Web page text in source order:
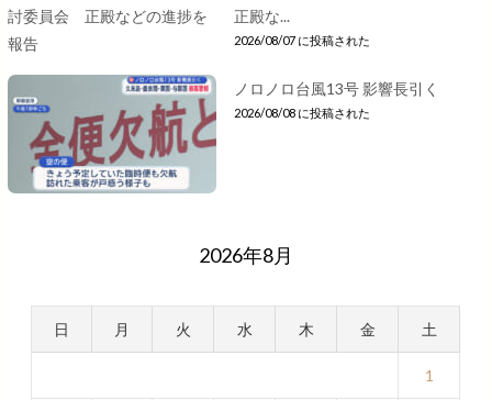
正殿な...
2026/08/07 に投稿された
ノロノロ台風13号 影響長引く
2026/08/08 に投稿された
2026年8月
日 月 火 水 木 金 土
1